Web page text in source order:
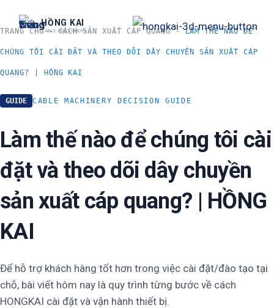
至
内
容
HỒNG KAI
CABLE MACHINERY
TRANG CHỦ-CÁCH SẢN XUẤT CÁP QUANG-LÀM THẾ NÀO ĐỂ
CHÚNG TÔI CÀI ĐẶT VÀ THEO DÕI DÂY CHUYỀN SẢN XUẤT CÁP
QUANG? | HỒNG KAI
GUIDE CABLE MACHINERY DECISION GUIDE
Làm thế nào để chúng tôi cài
đặt và theo dõi dây chuyền
sản xuất cáp quang? | HỒNG
KAI
Để hỗ trợ khách hàng tốt hơn trong việc cài đặt/đào tạo tại
chỗ, bài viết hôm nay là quy trình từng bước về cách
HONGKAI cài đặt và vận hành thiết bị.